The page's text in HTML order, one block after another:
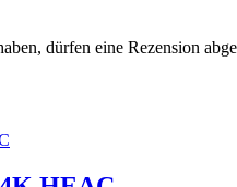
dürfen eine Rezension